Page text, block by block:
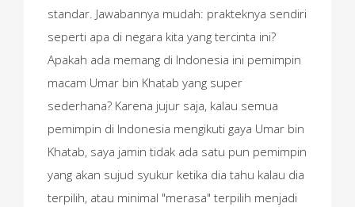
standar. Jawabannya mudah: prakteknya sendiri
seperti apa di negara kita yang tercinta ini?
Apakah ada memang di Indonesia ini pemimpin
macam Umar bin Khatab yang super
sederhana? Karena jujur saja, kalau semua
pemimpin di Indonesia mengikuti gaya Umar bin
Khatab, saya jamin tidak ada satu pun pemimpin
yang akan sujud syukur ketika dia tahu kalau dia
terpilih, atau minimal "merasa" terpilih menjadi